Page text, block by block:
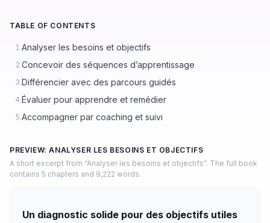
TABLE OF CONTENTS
1.Analyser les besoins et objectifs
2.Concevoir des séquences d’apprentissage
3.Différencier avec des parcours guidés
4.Évaluer pour apprendre et remédier
5.Accompagner par coaching et suivi
PREVIEW: ANALYSER LES BESOINS ET OBJECTIFS
A short excerpt from “Analyser les besoins et objectifs”. The full book
contains 5 chapters and 9,222 words.
Un diagnostic solide pour des objectifs utiles